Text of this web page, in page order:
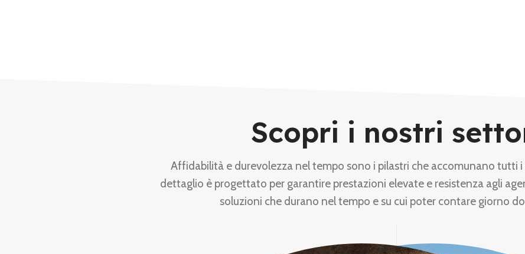
Scopri i nostri
Affidabilità e durevolezza nel tempo sono i pilastri che accomunano tutti
dettaglio è progettato per garantire prestazioni elevate e resistenza agli
soluzioni che durano nel tempo e su cui poter contare giorno